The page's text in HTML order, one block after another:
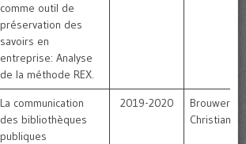
comme outil de
préservation des
savoirs en
entreprise: Analyse
de la méthode REX.
La communication
des bibliothèques
publiques
2019-2020
Brouwer,
Christian